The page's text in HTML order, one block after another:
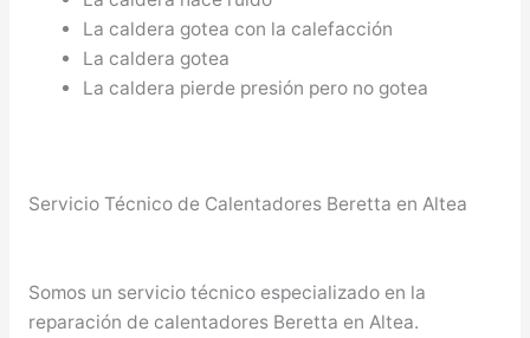
La caldera gotea con la calefacción
La caldera gotea
La caldera pierde presión pero no gotea
Servicio Técnico de Calentadores Beretta en Altea
Somos un servicio técnico especializado en la
reparación de calentadores Beretta en Altea.